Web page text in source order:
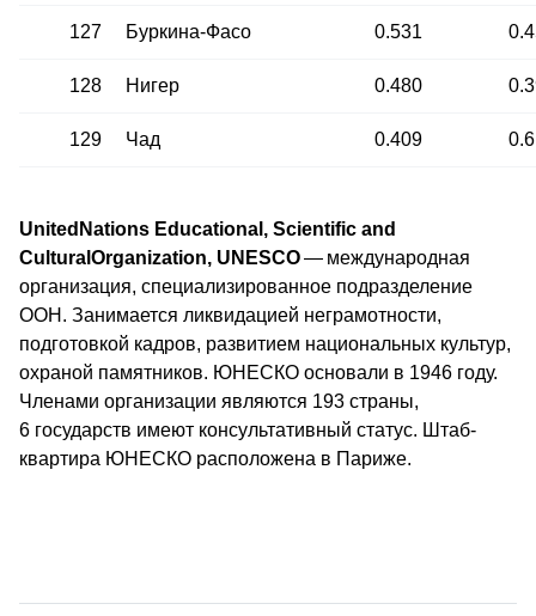
127 Буркина-Фасо 0.531
128 Нигер 0.480
129 Чад 0.409
United Nations Educational, Scientific and
Cultural Organization, UNESCO— международная
организация, специализированное подразделение
ООН. Занимается ликвидацией неграмотности,
подготовкой кадров, развитием национальных культур,
охраной памятников. ЮНЕСКО основали в 1946 году.
Членами организации являются 193 страны,
6 государств имеют консультативный статус. Штаб-
квартира ЮНЕСКО расположена в Париже.